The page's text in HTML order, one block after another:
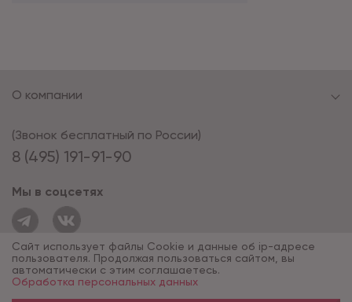
8 (495) 191-91-90
(Звонок бесплатный по России)
Мы в соцсетях
О компании
© 1994 - 2026*, «ОПУС ТД»
Сайт использует файлы Cookie и данные об ip-адресе
пользователя. Продолжая пользоваться сайтом, вы
автоматически с этим соглашаетесь.
Обработка персональных данных